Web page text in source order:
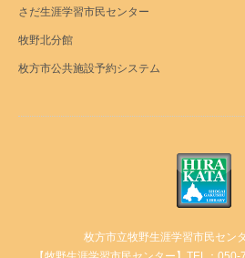
さだ生涯学習市民センター
牧野北分館
枚方市公共施設予約システム
枚方市立牧野生涯学習市民セン